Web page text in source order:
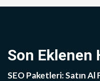
Son Eklenen
SEO Paketleri: Satın Al